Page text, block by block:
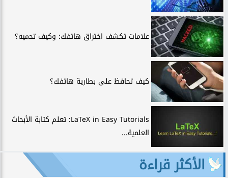
علامات تكشف اختراق هاتفك: وكيف تحميه؟
كيف تحافظ على بطارية هاتفك؟
LaTeX in Easy Tutorials: تعلم كتابة الأبحاث
العلمية...
الأكثر قراءة